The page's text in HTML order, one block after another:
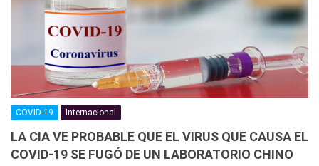
COVID-19 Internacional
LA CIA VE PROBABLE QUE EL VIRUS QUE CAUSA EL
COVID-19 SE FUGÓ DE UN LABORATORIO CHINO